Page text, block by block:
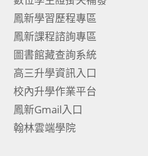
鳳新學習歷程專區
鳳新課程諮詢專區
圖書館藏查詢系統
高三升學資訊入口
校內升學作業平台
鳳新Gmail入口
翰林雲端學院